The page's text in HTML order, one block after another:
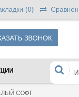
(0)
ЗВОНОК
СОФТ